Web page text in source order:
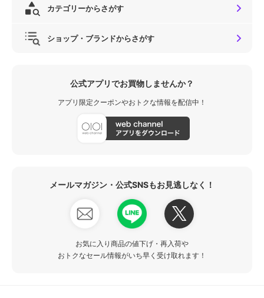
カテゴリーからさがす
ショップ・ブランドからさがす
公式アプリでお買物しませんか？
アプリ限定クーポンやおトクな情報を配信中！
メールマガジン・公式SNSもお見逃しなく！
お気に入り商品の値下げ・再入荷や
おトクなセール情報がいち早く受け取れます！